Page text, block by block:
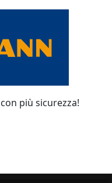
più sicurezza!